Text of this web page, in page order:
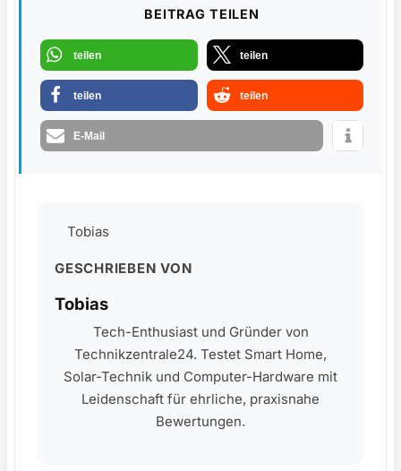
BEITRAG TEILEN
teilen teilen
teilen teilen
E-Mail
Tobias
GESCHRIEBEN VON
Tobias
Tech-Enthusiast und Gründer von
Technikzentrale24. Testet Smart Home,
Solar-Technik und Computer-Hardware mit
Leidenschaft für ehrliche, praxisnahe
Bewertungen.